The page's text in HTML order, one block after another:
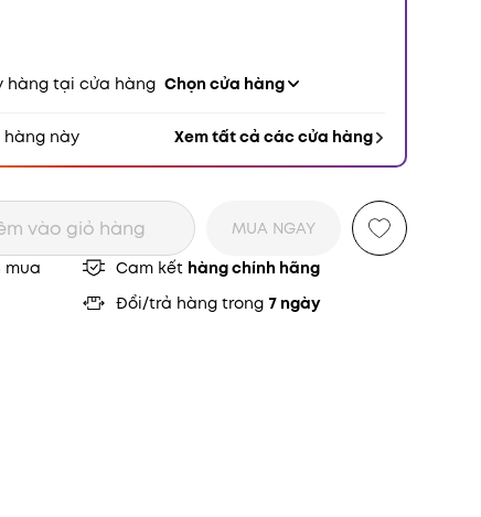
hàng tại cửa hàng Chọn cửa hàng
này Xem tất cả các cửa hàng
vào giỏ hàng
MUA NGAY
mua Cam kết hàng chính hãng
Đổi/trả hàng trong7 ngày